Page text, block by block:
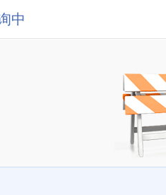
中